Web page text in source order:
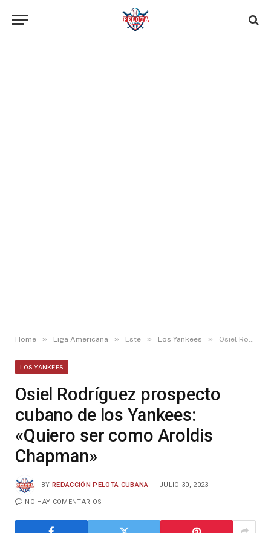
Home » Liga Americana » Este » Los Yankees » Osiel Rodríguez prospecto cubano de los Yankees: «Quiero ser como Aroldis Chapman»
LOS YANKEES
Osiel Rodríguez prospecto
cubano de los Yankees:
«Quiero ser como Aroldis
Chapman»
BY REDACCIÓN PELOTA CUBANA JULIO 30, 2023
NO HAY COMENTARIOS